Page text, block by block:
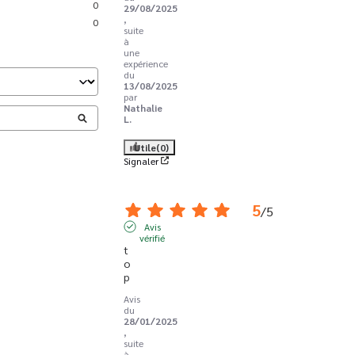
0
0
29/08/2025
,
suite
à
une
expérience
du
13/08/2025
par
Nathalie
L.
Utile(0)
Signaler
5/5
Avis
vérifié
t
o
p
Avis
du
28/01/2025
,
suite